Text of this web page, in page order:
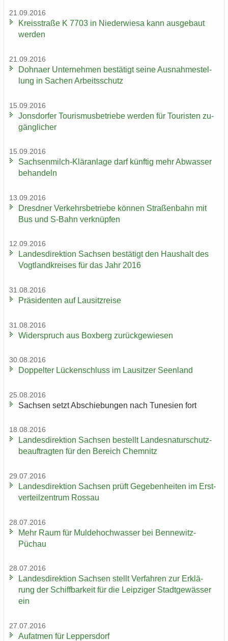
21.09.2016
Kreis­stra­ße K 7703 in Nie­der­wie­sa kann aus­ge­baut
wer­den
21.09.2016
Dohna­er Un­ter­neh­men be­stä­tigt seine Aus­nah­me­stel­
lung in Sa­chen Ar­beits­schutz
15.09.2016
Jons­dor­fer Tou­ris­mus­be­trie­be wer­den für Tou­ris­ten zu­
gäng­li­cher
15.09.2016
Sachsenmilch-​Kläranlage darf künf­tig mehr Ab­was­ser
be­han­deln
13.09.2016
Dresd­ner Ver­kehrs­be­trie­be kön­nen Stra­ßen­bahn mit
Bus und S-​Bahn ver­knüp­fen
12.09.2016
Lan­des­di­rek­ti­on Sach­sen be­stä­tigt den Haus­halt des
Vogt­land­krei­ses für das Jahr 2016
31.08.2016
Prä­si­den­ten auf Lau­sitz­rei­se
31.08.2016
Wi­der­spruch aus Box­berg zu­rück­ge­wie­sen
30.08.2016
Dop­pel­ter Lü­cken­schluss im Lau­sit­zer Se­en­land
25.08.2016
Sach­sen setzt Ab­schie­bun­gen nach Tu­ne­si­en fort
18.08.2016
Lan­des­di­rek­ti­on Sach­sen be­stellt Lan­des­na­tur­schutz­
be­auf­trag­ten für den Be­reich Chem­nitz
29.07.2016
Lan­des­di­rek­ti­on Sach­sen prüft Ge­ge­ben­hei­ten im Erst­
ver­teil­zen­trum Ros­sau
28.07.2016
Mehr Raum für Mul­de­hoch­was­ser bei Bennewitz-​
Püchau
28.07.2016
Lan­des­di­rek­ti­on Sach­sen stellt Ver­fah­ren zur Er­klä­
rung der Schiff­bar­keit für die Leip­zi­ger Stadt­ge­wäs­ser
ein
27.07.2016
Auf­at­men für Lep­pers­dorf